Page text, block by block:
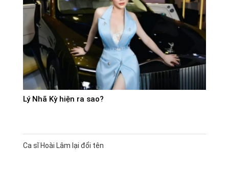
Lý Nhã Kỳ hiện ra sao?
Ca sĩ Hoài Lâm lại đổi tên